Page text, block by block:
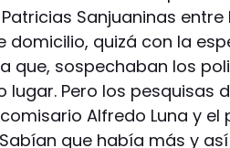
Sanjuaninas entre
domicilio, quizá con la
que, sospechaban los
lugar. Pero los pesquisas
Alfredo Luna y el
que había más y